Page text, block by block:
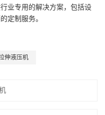
业专用的解决方案，包括设
定制服务。
伸液压机